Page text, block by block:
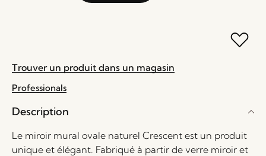
Trouver un produit dans un magasin
Professionals
Description
Le miroir mural ovale naturel Crescent est un produit
unique et élégant. Fabriqué à partir de verre miroir et